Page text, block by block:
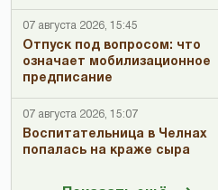
07 августа 2026, 15:45
Отпуск под вопросом: что
означает мобилизационное
предписание
07 августа 2026, 15:07
Воспитательница в Челнах
попалась на краже сыра